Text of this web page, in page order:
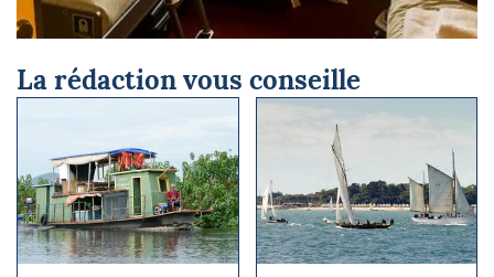
La rédaction vous conseille